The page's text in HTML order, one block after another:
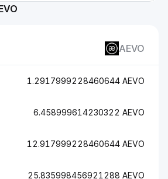
AEVO
1.2917999228460644 AEVO
6.458999614230322 AEVO
12.917999228460644 AEVO
25.835998456921288 AEVO